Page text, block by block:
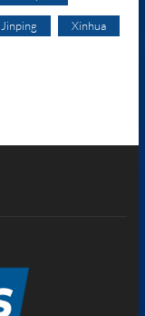
Xinhua